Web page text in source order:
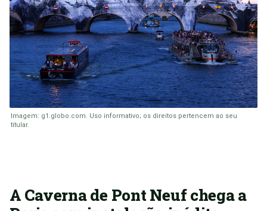
Imagem: g1.globo.com. Uso informativo; os direitos pertencem ao seu
titular.
A Caverna de Pont Neuf chega a